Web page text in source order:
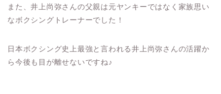
また、井上尚弥さんの父親は元ヤンキーではなく家族思い
なボクシングトレーナーでした！
日本ボクシング史上最強と言われる井上尚弥さんの活躍か
ら今後も目が離せないですね♪